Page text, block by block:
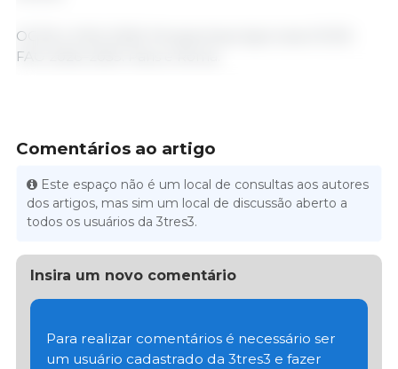
OCDE e FAO/ 2026. Perspectivas Agrícolas OCDE-
FAO 2026–2035. Paris e Roma.
Comentários ao artigo
Este espaço não é um local de consultas aos autores
dos artigos, mas sim um local de discussão aberto a
todos os usuários da 3tres3.
Insira um novo comentário
Para realizar comentários é necessário ser
um usuário cadastrado da 3tres3 e fazer